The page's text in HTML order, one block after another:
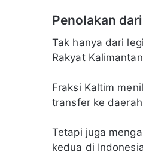
Penolakan
Tak hanya dari
Rakyat
Fraksi Kaltim
transfer ke
Tetapi juga
kedua di